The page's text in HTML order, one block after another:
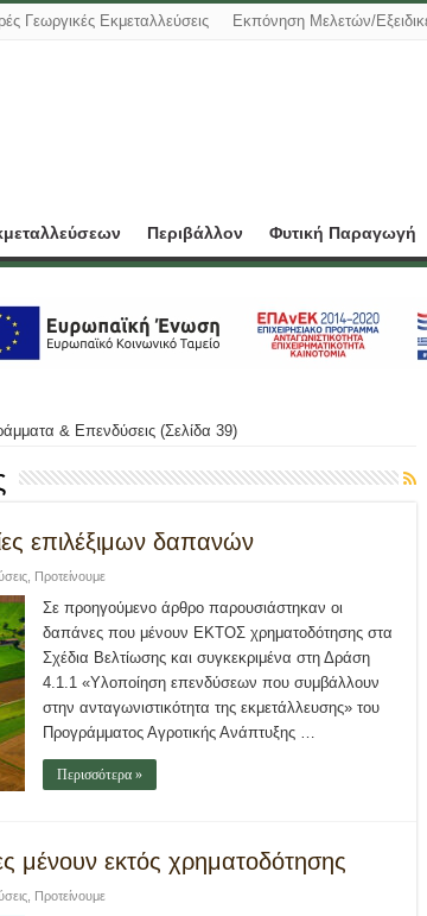
Γεωργικές Εκμεταλλεύσεις Εκπόνηση Μελετών/
Περιβάλλον Φυτική Παραγωγή
& Επενδύσεις (Σελίδα 39)
επιλέξιμων δαπανών
Προτείνουμε
Σε προηγούμενο άρθρο παρουσιάστηκαν οι
δαπάνες που μένουν ΕΚΤΟΣ χρηματοδότησης στα
Σχέδια Βελτίωσης και συγκεκριμένα στη Δράση
4.1.1 «Υλοποίηση επενδύσεων που συμβάλλουν
στην ανταγωνιστικότητα της εκμετάλλευσης» του
Προγράμματος Αγροτικής Ανάπτυξης …
Περισσότερα »
μένουν εκτός χρηματοδότησης
Προτείνουμε